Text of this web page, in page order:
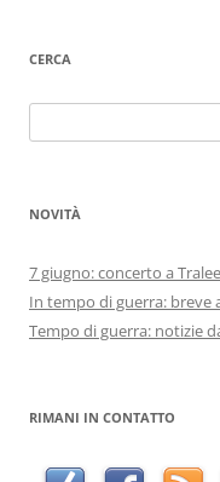
CERCA
per:
NOVITÀ
7 giugno: concerto a
In tempo di guerra: breve
Tempo di guerra: notizie
RIMANI IN CONTATTO